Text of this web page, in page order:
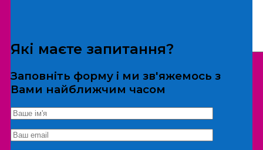
*Дані не передаються третім особам
Екскурсія/локація
Які маєте запитання?
Заповніть форму і ми зв'яжемось з
Вами найближчим часом